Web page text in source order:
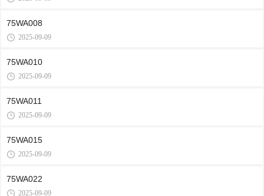
75WA008
2025-09-09
75WA010
2025-09-09
75WA011
2025-09-09
75WA015
2025-09-09
75WA022
2025-09-09